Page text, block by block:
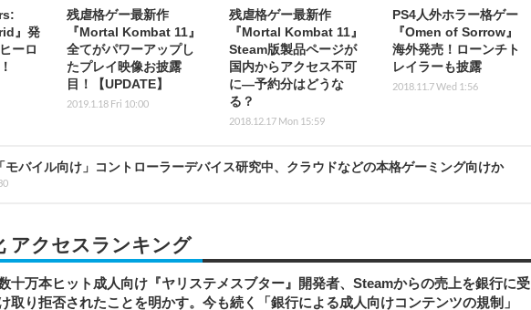
』発
ーロ
残虐格ゲー最新作
『Mortal Kombat 11』
全てがパワーアップし
たプレイ映像お披露
目！【UPDATE】
2019.1.18 Fri 10:00
残虐格ゲー最新作
『Mortal Kombat 11』
Steam版製品ページが
国内からアクセス不可
に―予約分はどうな
る？
2018.12.17 Mon 15:59
PS4人外ホラー格ゲー
『Omen of Sorrow』
海外発売！ローンチト
レイラーも披露
2018.11.7 Wed 1:56
モバイル向け」コントローラーデバイス研究中、クラウドなどの本格ゲーミング向けか
アクセスランキング
十万本ヒット成人向け『ヤリステメスブター』開発者、Steamからの売上を銀行に受
取り拒否されたことを明かす。今も続く「銀行による成人向けコンテンツの規制」